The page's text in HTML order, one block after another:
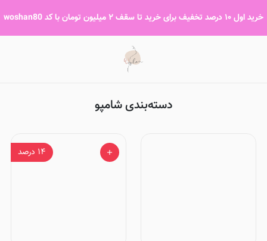
خرید اول ۱۰ درصد تخفیف برای خرید تا سقف ۲ میلیون تومان با کد woshan80
دسته‌بندی شامپو
۱۴ درصد